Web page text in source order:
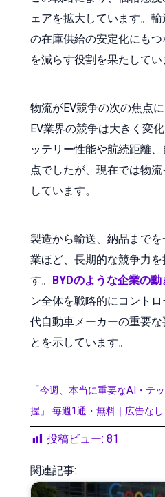
ェアを拡大しています。
の在庫供給の安定化にも
を減らす役割を果たしてい
物流がEV競争の次の焦点に
EV業界の競争は大きく変
ッテリー性能や航続距離
点でしたが、現在では物
しています。
製造から輸送、納品まで
業ほど、長期的な競争力
す。
BYDのような企業の動
ン全体を戦略的にコント
代自動車メーカーの重要
とを示しています。
「今週、本当に重要なAI・テ
握」 毎週1通・無料｜広告な
投稿ビュー: 81
関連記事: